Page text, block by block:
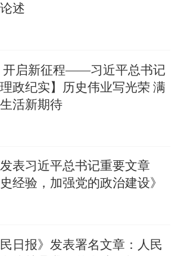
述
开启新征程——习近平总书记
政纪实】历史伟业写光荣 满
活新期待
发表习近平总书记重要文章
经验，加强党的政治建设》
日报》发表署名文章：人民